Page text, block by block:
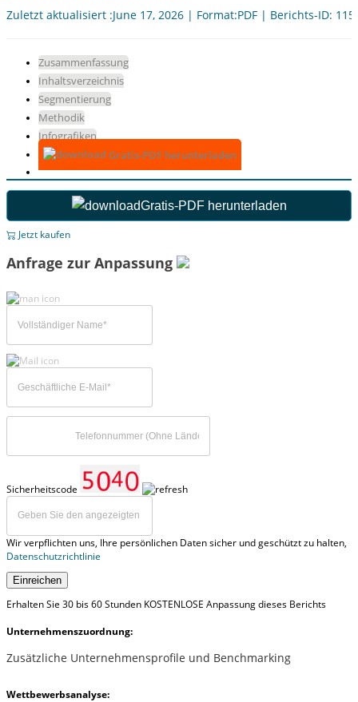
Zuletzt aktualisiert :June 17, 2026 | Format:PDF | Berichts-ID:
Zusammenfassung
Inhaltsverzeichnis
Segmentierung
Methodik
Infografiken
Gratis-PDF herunterladen
Gratis-PDF herunterladen
Jetzt kaufen
Anfrage zur Anpassung
Sicherheitscode
Wir verpflichten uns, Ihre persönlichen Daten sicher und geschützt zu halten,
Datenschutzrichtlinie
Einreichen
Erhalten Sie 30 bis 60 Stunden KOSTENLOSE Anpassung dieses Berichts
Unternehmenszuordnung:
Zusätzliche Unternehmensprofile und Benchmarking
Wettbewerbsanalyse: